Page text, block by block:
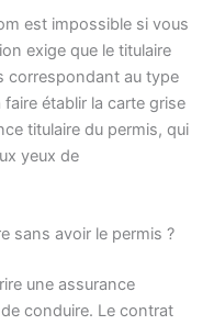
est impossible si vous
exige que le titulaire
correspondant au type
établir la carte grise
titulaire du permis, qui
yeux de
sans avoir le permis ?
une assurance
conduire. Le contrat